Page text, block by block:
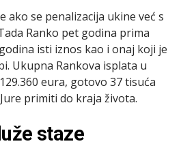
ako se penalizacija ukine već s
Ranko pet godina prima
isti iznos kao i onaj koji je
Ukupna Rankova isplata u
eura, gotovo 37 tisuća
primiti do kraja života.
staze